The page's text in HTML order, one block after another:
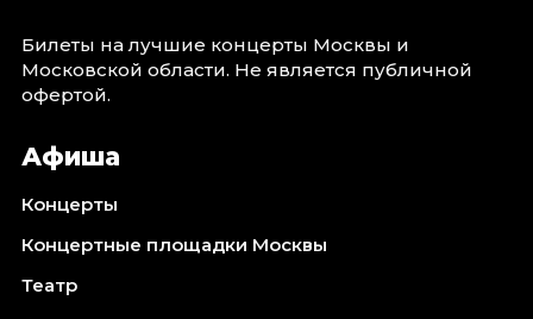
Билеты на лучшие концерты Москвы и
Московской области. Не является публичной
офертой.
Афиша
Концерты
Концертные площадки Москвы
Театр